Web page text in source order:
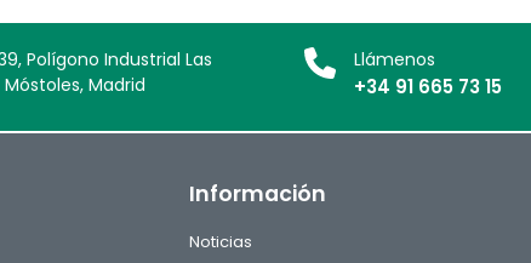
Polígono Industrial Las
Madrid
Llámenos
+34 91 665 73 15
Información
Noticias